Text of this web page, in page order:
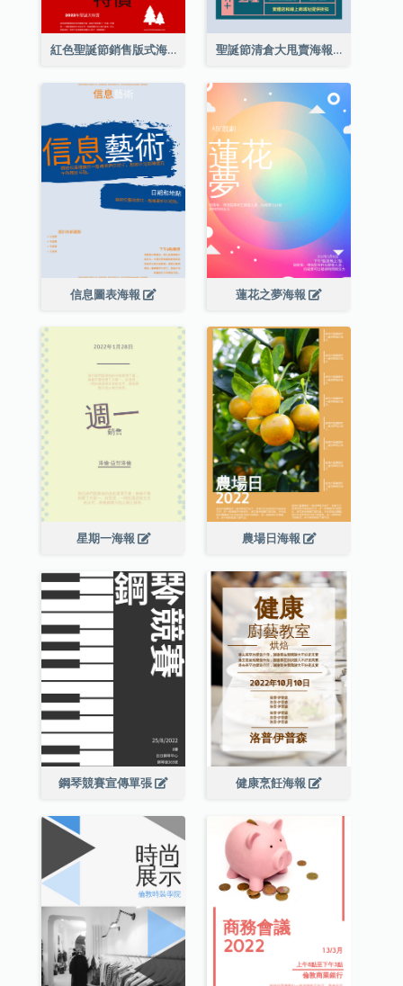
紅色聖誕節銷售版式海報 聖誕節清倉大甩賣海報
信息圖表海報 蓮花之夢海報
星期一海報 農場日海報
鋼琴競賽宣傳單張 健康烹飪海報